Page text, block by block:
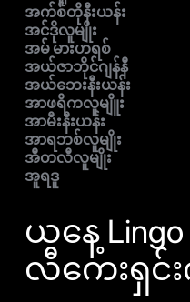
အက်စ်တိုနီးယန်း
အင်ဒိုလူမျိုး
အမ် မားဟရစ်
အယ်ဇာဘိုင်ဂျန်နီ
အယ်ဘေးနီးယန်း
အာဖရိကလူမျိူး
အာမီးနီးယန်း
အာရဘစ်လူမျိုး
အီတလီလူမျိုး
အူရဒူ
ယနေ့
လီကေးရှင်